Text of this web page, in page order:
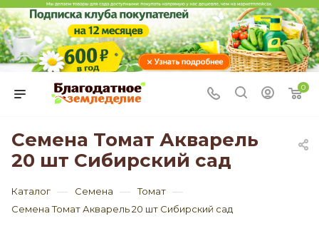
0
Семена Томат Акварель
20 шт Сибирский сад
Каталог — Семена — Томат —
Семена Томат Акварель 20 шт Сибирский сад